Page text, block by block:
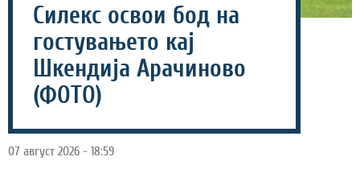
Силекс освои бод на
гостувањето кај
Шкендија Арачиново
(ФОТО)
07 август 2026 - 18:59